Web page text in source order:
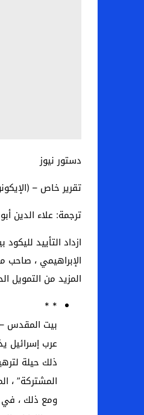
دستور نيوز
تقرير خاص –
ترجمة: علاء الدين
ازداد التأييد
الإبراهيمي ،
المزيد من التمويل
* *
عرب إسرائيل
ذلك حيلة
المشتركة” ،